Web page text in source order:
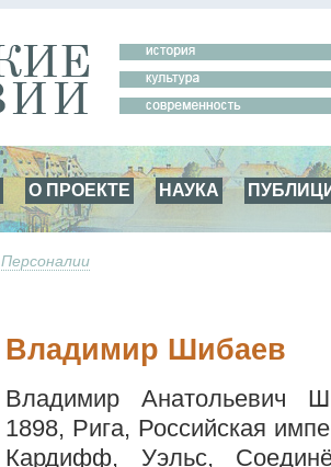
О ПРОЕКТЕ НАУКА
Персоналии
Владимир Шибаев
Владимир Анатольевич
1898, Рига, Российская
Кардифф, Уэльс,